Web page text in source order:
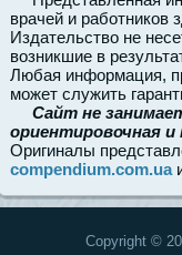
врачей и работников
Издательство не
возникшие в
Любая информация,
может служить
Сайт не
ориентировочная
Оригиналы
compendium.com.ua
Copyright ©